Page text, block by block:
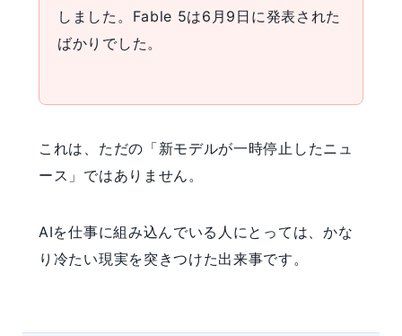
しました。Fable 5は6月9日に発表された
ばかりでした。
これは、ただの「新モデルが一時停止したニュ
ース」ではありません。
AIを仕事に組み込んでいる人にとっては、かな
り冷たい現実を突きつけた出来事です。